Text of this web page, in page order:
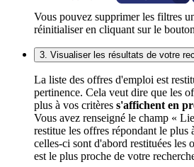
Vous pouvez supprimer les filtres
réinitialiser en cliquant sur le
3. Visualiser les résultats de votre
La liste des offres d'emploi est
pertinence. Cela veut dire que les
plus à vos critères s'affichent en
Vous avez renseigné le champ «
restitue les offres répondant le plus
celles-ci sont d'abord restituées les
est le plus proche de votre